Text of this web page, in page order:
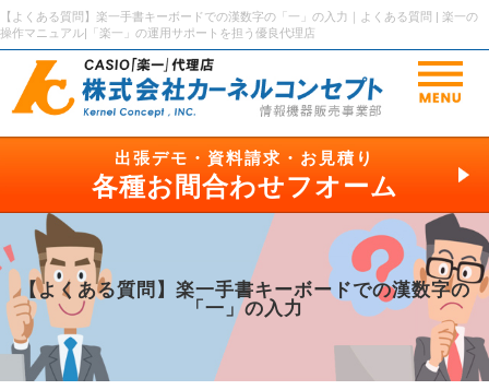
【よくある質問】楽一手書キーボードでの漢数字の「一」の入力｜よくある質問 | 楽一の
操作マニュアル|「楽一」の運用サポートを担う優良代理店
出張デモ・資料請求・お見積り
各種お間合わせフオーム
【よくある質問】楽一手書キーボードでの漢数字の
「一」の入力